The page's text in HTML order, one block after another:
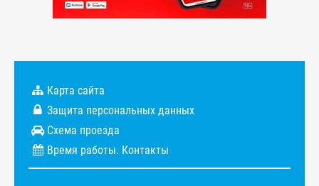
Карта сайта
Защита персональных данных
Схема проезда
Время работы. Контакты